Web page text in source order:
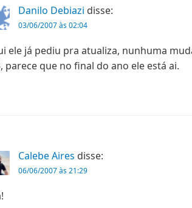
Danilo Debiazi disse:
03/06/2007 às 02:04
ele já pediu pra atualiza, nunhuma
parece que no final do ano ele está ai.
Calebe Aires disse:
06/06/2007 às 21:29